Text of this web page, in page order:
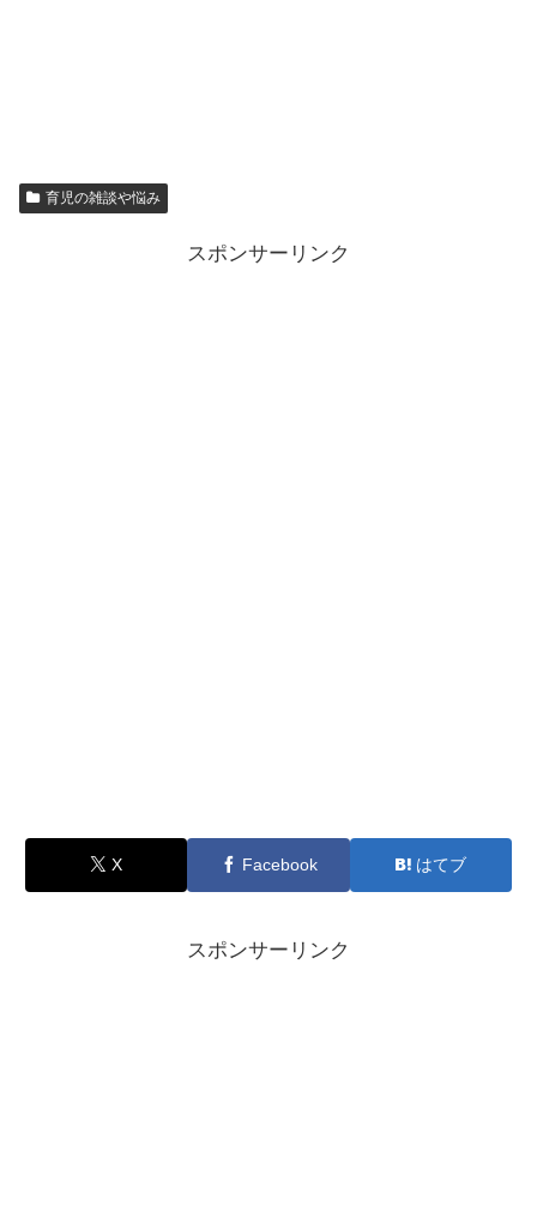
育児の雑談や悩み
スポンサーリンク
X Facebook はてブ
スポンサーリンク